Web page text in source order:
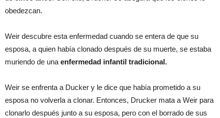
obedezcan.
Weir descubre esta enfermedad cuando se entera de que su
esposa, a quien había clonado después de su muerte, se estaba
muriendo de una enfermedad infantil tradicional.
Weir se enfrenta a Ducker y le dice que había prometido a su
esposa no volverla a clonar. Entonces, Drucker mata a Weir para
clonarlo después junto a su esposa, pero con el borrado de sus